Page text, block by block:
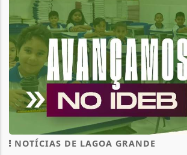
NOTÍCIAS DE LAGOA GRANDE